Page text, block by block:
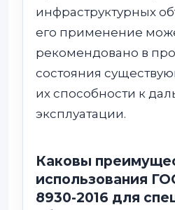
инфраструктурных
его применение
рекомендовано в
состояния
их способности к
эксплуатации.
Каковы
использования
8930-2016 для